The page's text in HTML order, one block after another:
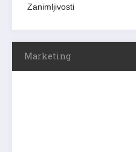
Zanimljivosti
Marketing